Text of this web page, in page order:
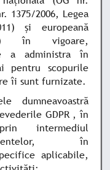
1375/2006, Legea
și europeană
în vigoare,
a administra în
pentru scopurile
îi sunt furnizate.
dumneavoastră
GDPR , în
intermediul
în
aplicabile,